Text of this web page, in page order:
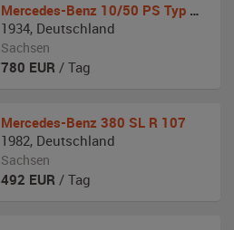
Mercedes-Benz 10/50 PS Typ Stuttgart 260 Kübelwagen (W 11)
1934, Deutschland
Sachsen
780 EUR / Tag
Mercedes-Benz 380 SL R 107
1982, Deutschland
Sachsen
492 EUR / Tag